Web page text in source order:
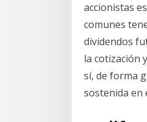
accionistas
comunes
dividendos
la cotización
sí, de forma
sostenida en